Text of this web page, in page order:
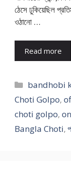
ঠেসে ঢুকিয়েছিল
ওঠানো …
Read more
Categories
bandhobi
Choti Golpo,
choti golpo,
Bangla Choti,